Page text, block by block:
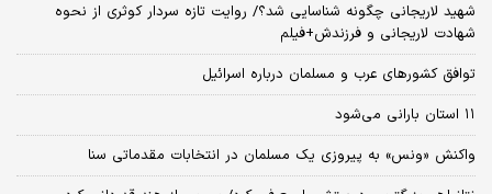
شهید لاریجانی چگونه شناسایی شد؟/ روایت تازه سردار کوثری از نحوه
شهادت لاریجانی و فرزندش+فیلم
توافق کشورهای عرب و مسلمان درباره اسرائیل
۱۱ استان بارانی می‌شود
واکنش «ونس» به پیروزی یک مسلمان در انتخابات مقدماتی سنا